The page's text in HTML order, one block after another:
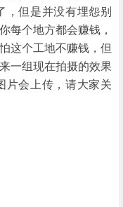
，但是并没有埋怨别
每个地方都会赚钱，
这个工地不赚钱，但
一组现在拍摄的效果
片会上传，请大家关